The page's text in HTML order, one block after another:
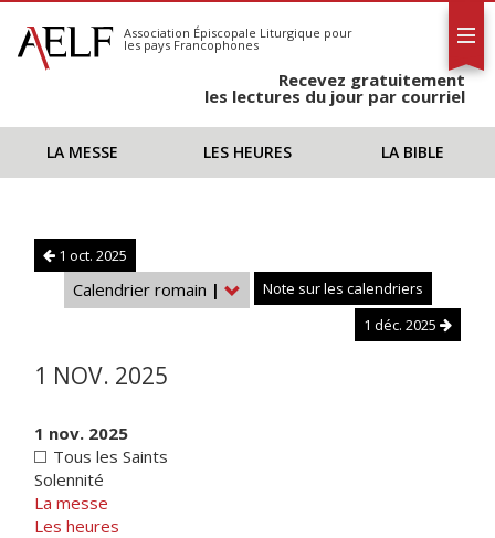
S'abonner
Calendrier
Association Épiscopale Liturgique pour
les pays Francophones
Recevez gratuitement
les lectures du jour par courriel
LA MESSE LES HEURES LA BIBLE
1 oct. 2025
Calendrier romain |
Note sur les calendriers
1 déc. 2025
1 NOV. 2025
1 nov. 2025
Tous les Saints
Solennité
La messe
Les heures